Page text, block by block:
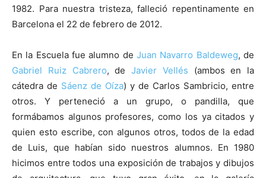
1982. Para nuestra tristeza, falleció repentinamente en
Barcelona el 22 de febrero de 2012.
En la Escuela fue alumno de Juan Navarro Baldeweg, de
Gabriel Ruiz Cabrero, de Javier Vellés (ambos en la
cátedra de Sáenz de Oíza) y de Carlos Sambricio, entre
otros. Y perteneció a un grupo, o pandilla, que
formábamos algunos profesores, como los ya citados y
quien esto escribe, con algunos otros, todos de la edad
de Luis, que habían sido nuestros alumnos. En 1980
hicimos entre todos una exposición de trabajos y dibujos